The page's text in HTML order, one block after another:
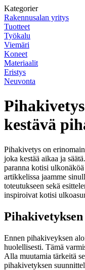
Kategorier
Rakennusalan yritys
Tuotteet
Työkalu
Viemäri
Koneet
Materiaalit
Eristys
Neuvonta
kestävä
Pihakivetys on
joka kestää aikaa ja
paranna kotisi
artikkelissa jaamme
toteutukseen sekä
inspiroivat kotisi
Ennen pihakiveyksen
huolellisesti. Tämä
Alla muutamia tärkeitä
pihakivetyksen